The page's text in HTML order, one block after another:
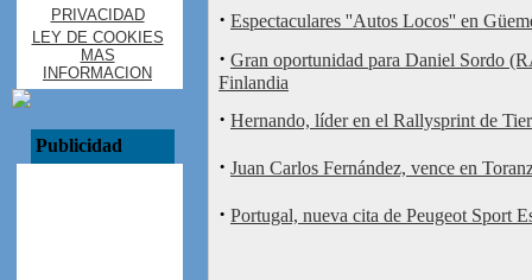
PRIVACIDAD
LEY DE COOKIES
MAS
INFORMACION
Publicidad
· Espectaculares ''Autos Locos'' en
· Gran oportunidad para Daniel Sordo
Finlandia
· Hernando, líder en el Rallysprint de
· Juan Carlos Fernández, vence en
· Portugal, nueva cita de Peugeot Sport